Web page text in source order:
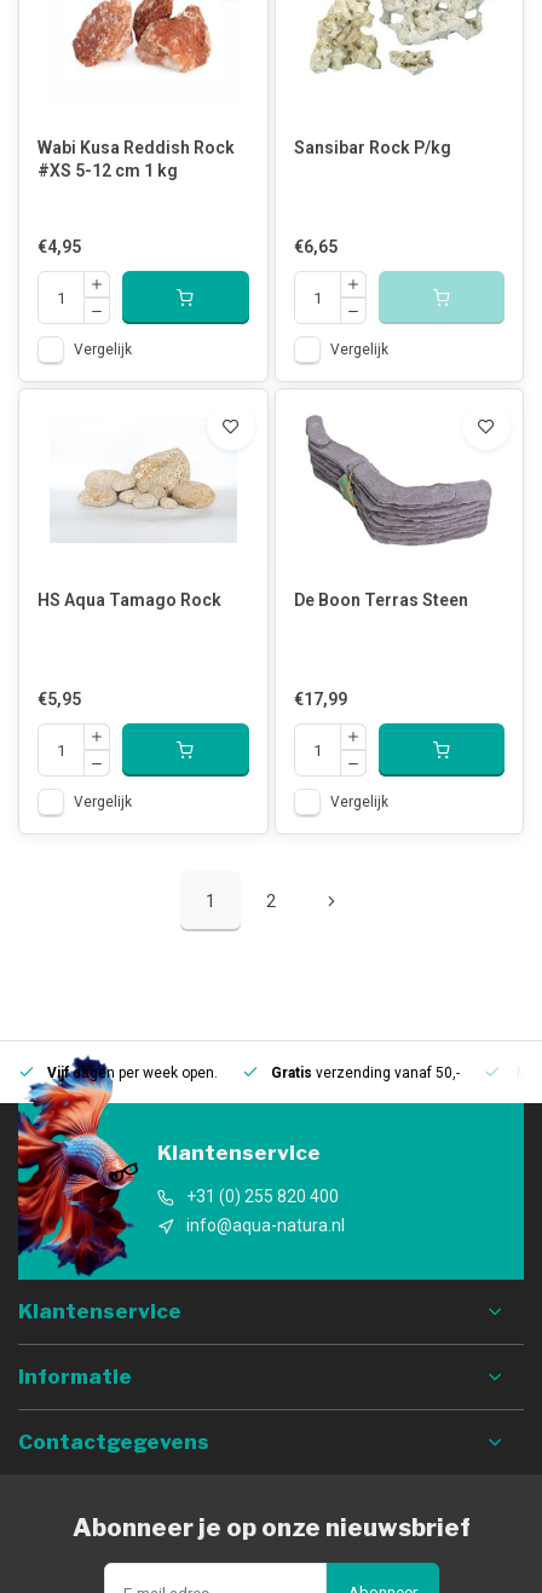
Wabi Kusa Reddish Rock
#XS 5-12 cm 1 kg
€4,95
Vergelijk
Sansibar Rock P/kg
€6,65
Vergelijk
HS Aqua Tamago Rock
€5,95
Vergelijk
De Boon Terras Steen
€17,99
Vergelijk
1 2
Vijfdagen per week open. Gratis verzending vanaf 50,-
Klantenservice
+31 (0) 255 820 400
info@aqua-natura.nl
Klantenservice
Informatie
Contactgegevens
Abonneer je op onze nieuwsbrief